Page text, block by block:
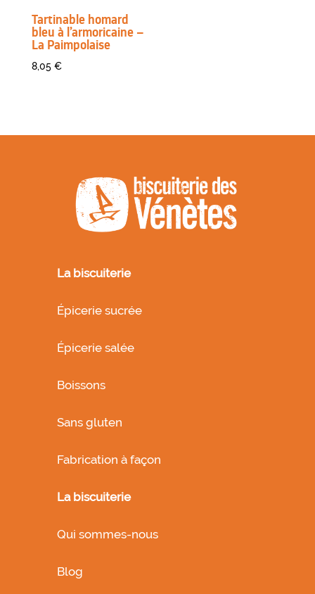
Tartinable homard
bleu à l’armoricaine –
La Paimpolaise
8,05 €
La biscuiterie
Épicerie sucrée
Épicerie salée
Boissons
Sans gluten
Fabrication à façon
La biscuiterie
Qui sommes-nous
Blog